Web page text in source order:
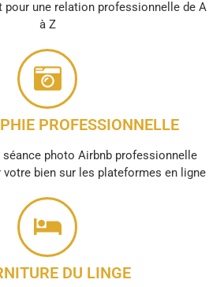
pour une relation professionnelle de A
à Z
PROFESSIONNELLE
photo Airbnb professionnelle
votre bien sur les plateformes en ligne
DU LINGE